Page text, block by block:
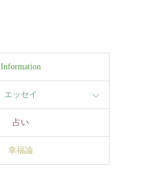
Information
エッセイ
占い
幸福論